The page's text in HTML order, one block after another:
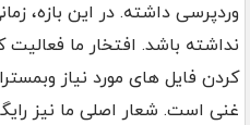
وردپرسی داشته. در این بازه،
نداشته باشد. افتخار ما فعالیت
کردن فایل های مورد نیاز
غنی است. شعار اصلی ما نیز